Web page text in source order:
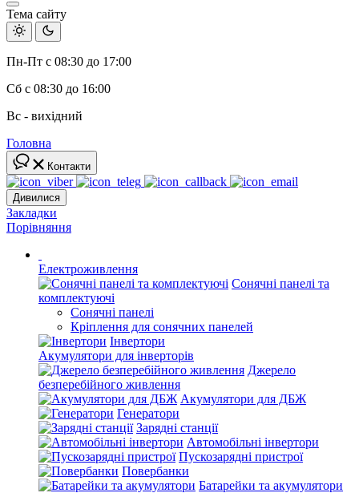
Тема сайту
Пн-Пт с 08:30 до 17:00
Сб с 08:30 до 16:00
Вс - вихідний
Головна
Контакти
Дивилися
Закладки
Порівняння
Електроживлення
Сонячні панелі та
комплектуючі
Сонячні панелі
Кріплення для сонячних панелей
Інвертори
Акумулятори для інверторів
Джерело
безперебійного живлення
Акумулятори для ДБЖ
Генератори
Зарядні станції
Автомобільні інвертори
Пускозарядні пристрої
Повербанки
Батарейки та акумулятори